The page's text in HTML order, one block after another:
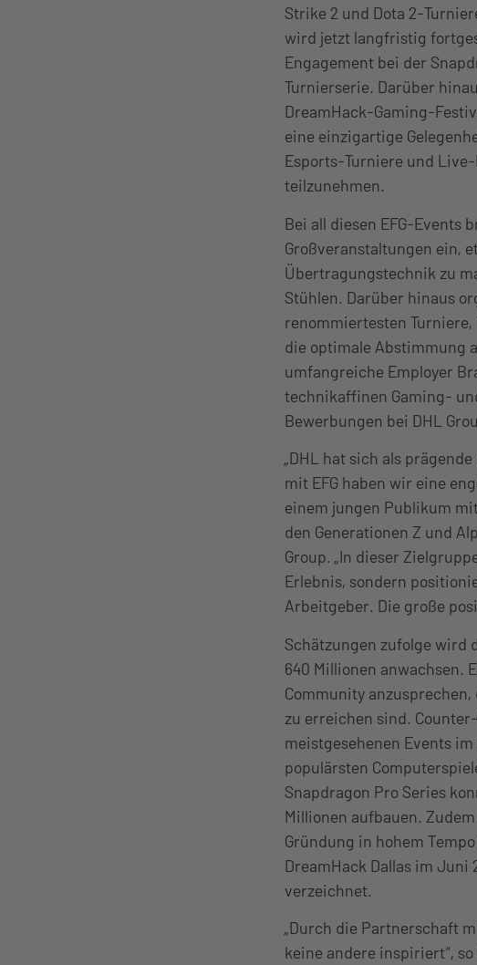
Strike 2 und Dota 2-
wird jetzt langfristig
Engagement bei der
Turnierserie. Darüber
DreamHack-Gaming-
eine einzigartige
Esports-Turniere und
teilzunehmen.
Bei all diesen EFG-Events
Großveranstaltungen ein,
Übertragungstechnik zu
Stühlen. Darüber hinaus
renommiertesten
die optimale Abstimmung
umfangreiche Employer
technikaffinen Gaming-
Bewerbungen bei DHL
„DHL hat sich als
mit EFG haben wir eine
einem jungen Publikum
den Generationen Z und
Group. „In dieser
Erlebnis, sondern
Arbeitgeber. Die große
Schätzungen zufolge wird
640 Millionen anwachsen.
Community
zu erreichen sind.
meistgesehenen Events
populärsten
Snapdragon Pro Series
Millionen aufbauen.
Gründung in hohem
DreamHack Dallas im
verzeichnet.
„Durch die Partnerschaft
keine andere inspiriert“,